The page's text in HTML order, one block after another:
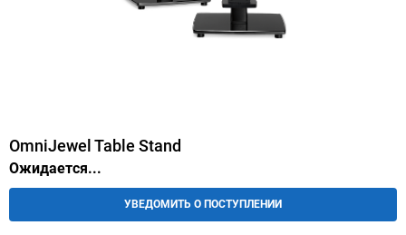
OmniJewel Table Stand
Ожидается...
УВЕДОМИТЬ О ПОСТУПЛЕНИИ